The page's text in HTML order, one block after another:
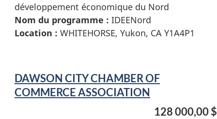
développement économique du Nord
Nom du programme : IDEENord
Location : WHITEHORSE, Yukon, CA Y1A4P1
DAWSON CITY CHAMBER OF
COMMERCE ASSOCIATION
128 000,00 $